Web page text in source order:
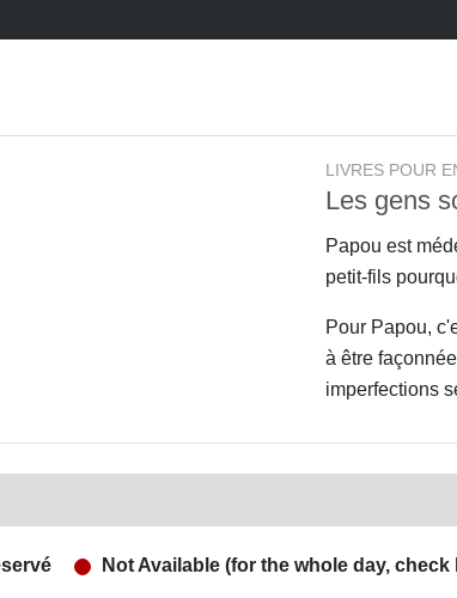
LIVRES POUR
Les gens
Papou est
petit-fils
Pour Papou,
à être
imperfections
Not Available (for the whole day,